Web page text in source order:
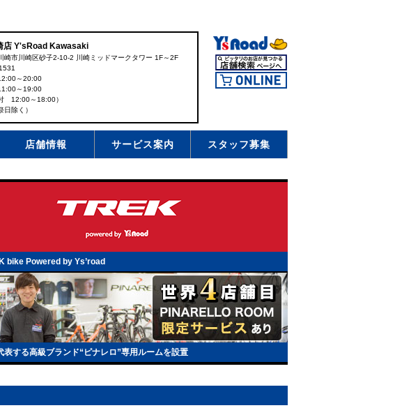
店 Y'sRoad Kawasaki
崎市川崎区砂子2-10-2 川崎ミッドマークタワー 1F～2F
～20:00
～19:00
12:00～18:00）
日除く）
店舗情報 サービス案内 スタッフ募集
bike Powered by Ys’road
表する高級ブランド“ピナレロ”専用ルームを設置